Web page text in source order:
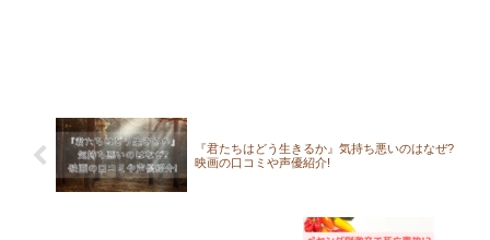
『君たちはどう生きるか』気持ち悪いのはなぜ?
映画の口コミや声優紹介!